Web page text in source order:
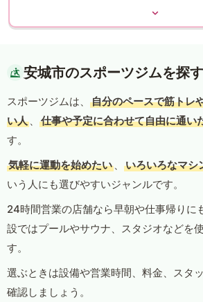
安城市のスポーツジムを探す
スポーツジムは、
自分のペースで筋トレ
い人 、 仕事や予定に合わせて自由に通い
す。
気軽に運動を始めたい 、 いろいろなマシ
いう人にも選びやすいジャンルです。
24時間営業の店舗なら早朝や仕事帰りに
設ではプールやサウナ、スタジオなどを
す。
選ぶときは設備や営業時間、料金、スタ
確認しましょう。